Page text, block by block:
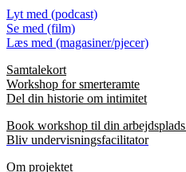
Lyt med (podcast)
Se med (film)
Læs med (magasiner/pjecer)
Samtalekort
Workshop for smerteramte
Del din historie om intimitet
Book workshop til din arbejdsplads
Bliv undervisningsfacilitator
Om projektet